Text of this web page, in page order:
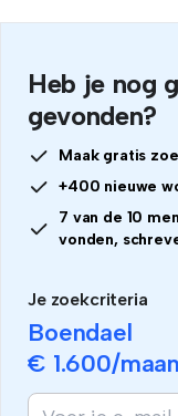
Heb je nog
gevonden?
Maak gratis
+400 nieuwe
7 van de 10
vonden,
Je zoekcriteria
Boendael
€ 1.600/